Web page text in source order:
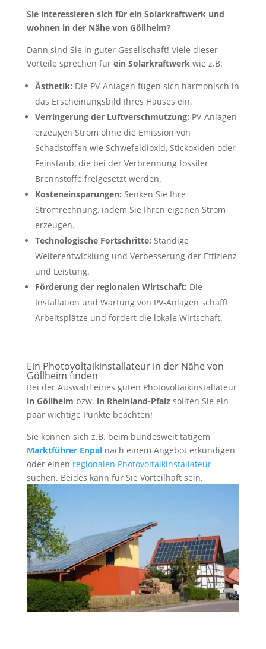
Sie interessieren sich für ein Solarkraftwerk und
wohnen in der Nähe von Göllheim?
Dann sind Sie in guter Gesellschaft! Viele dieser
Vorteile sprechen für ein Solarkraftwerk wie z.B:
Ästhetik: Die PV-Anlagen fügen sich harmonisch in
das Erscheinungsbild Ihres Hauses ein.
Verringerung der Luftverschmutzung: PV-Anlagen
erzeugen Strom ohne die Emission von
Schadstoffen wie Schwefeldioxid, Stickoxiden oder
Feinstaub, die bei der Verbrennung fossiler
Brennstoffe freigesetzt werden.
Kosteneinsparungen: Senken Sie Ihre
Stromrechnung, indem Sie Ihren eigenen Strom
erzeugen.
Technologische Fortschritte: Ständige
Weiterentwicklung und Verbesserung der Effizienz
und Leistung.
Förderung der regionalen Wirtschaft: Die
Installation und Wartung von PV-Anlagen schafft
Arbeitsplätze und fördert die lokale Wirtschaft.
Ein Photovoltaikinstallateur in der Nähe von
Göllheim finden
Bei der Auswahl eines guten Photovoltaikinstallateur
in Göllheim bzw. in Rheinland-Pfalz sollten Sie ein
paar wichtige Punkte beachten!
Sie können sich z.B. beim bundesweit tätigem
Marktführer Enpalnach einem Angebot erkundigen
oder einen regionalen Photovoltaikinstallateur
suchen. Beides kann für Sie Vorteilhaft sein.